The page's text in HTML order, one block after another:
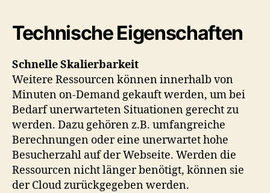
Technische Eigenschaften
Schnelle Skalierbarkeit
Weitere Ressourcen können innerhalb von
Minuten on-Demand gekauft werden, um bei
Bedarf unerwarteten Situationen gerecht zu
werden. Dazu gehören z.B. umfangreiche
Berechnungen oder eine unerwartet hohe
Besucherzahl auf der Webseite. Werden die
Ressourcen nicht länger benötigt, können sie
der Cloud zurückgegeben werden.